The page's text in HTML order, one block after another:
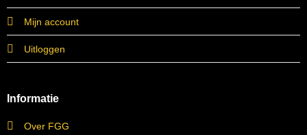
Mijn account
Uitloggen
Informatie
Over FGG